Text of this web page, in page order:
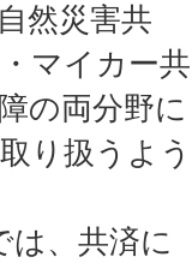
然災害共
マイカー共
の両分野に
り扱うよう
は、共済に